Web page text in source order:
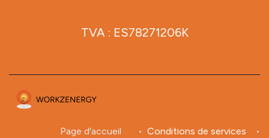
TVA : ES78271206K
Page d'accueil • Conditions de services •